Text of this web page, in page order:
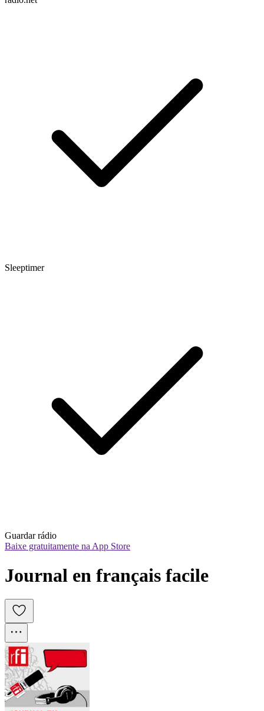
Sleeptimer
Guardar rádio
Baixe gratuitamente na App Store
Journal en français facile